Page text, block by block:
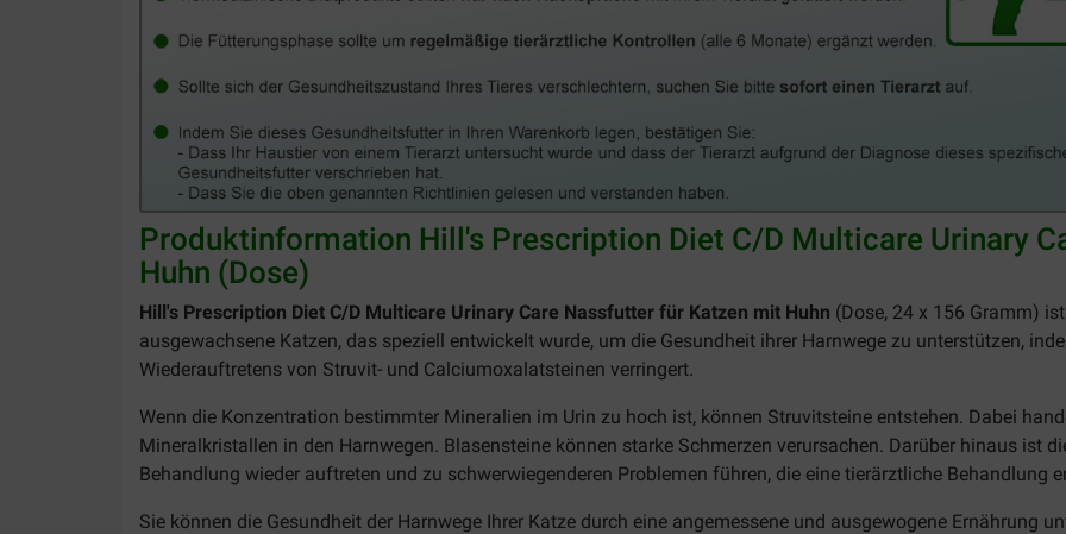
Produktinformation Hill's Prescription Diet C/D Multicare Urinary
Huhn (Dose)
Hill's Prescription Diet C/D Multicare Urinary Care Nassfutter für Katzen mit Huhn (Dose, 24 x 156 Gramm)
ausgewachsene Katzen, das speziell entwickelt wurde, um die Gesundheit ihrer Harnwege zu unterstützen,
Wiederauftretens von Struvit- und Calciumoxalatsteinen verringert.
Wenn die Konzentration bestimmter Mineralien im Urin zu hoch ist, können Struvitsteine entstehen. Dabei
Mineralkristallen in den Harnwegen. Blasensteine können starke Schmerzen verursachen. Darüber hinaus ist
Behandlung wieder auftreten und zu schwerwiegenderen Problemen führen, die eine tierärztliche Behandlung
Sie können die Gesundheit der Harnwege Ihrer Katze durch eine angemessene und ausgewogene Ernährung